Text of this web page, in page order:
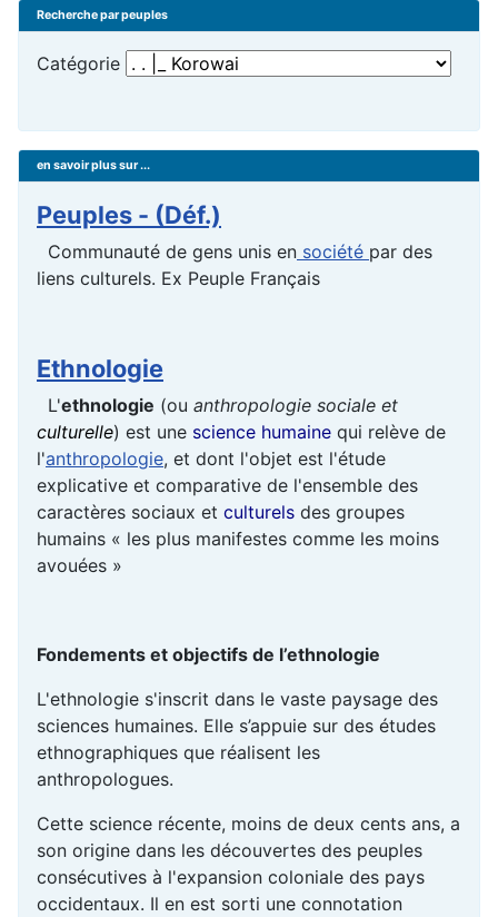
Recherche par peuples
Catégorie
en savoir plus sur ...
Peuples - (Déf.)
Communauté de gens unis en société par des
liens culturels. Ex Peuple Français
Ethnologie
L'ethnologie (ou anthropologie sociale et
culturelle) est une science humaine qui relève de
l'anthropologie, et dont l'objet est l'étude
explicative et comparative de l'ensemble des
caractères sociaux et culturels des groupes
humains « les plus manifestes comme les moins
avouées »
Fondements et objectifs de l’ethnologie
L'ethnologie s'inscrit dans le vaste paysage des
sciences humaines. Elle s’appuie sur des études
ethnographiques que réalisent les
anthropologues.
Cette science récente, moins de deux cents ans, a
son origine dans les découvertes des peuples
consécutives à l'expansion coloniale des pays
occidentaux. Il en est sorti une connotation